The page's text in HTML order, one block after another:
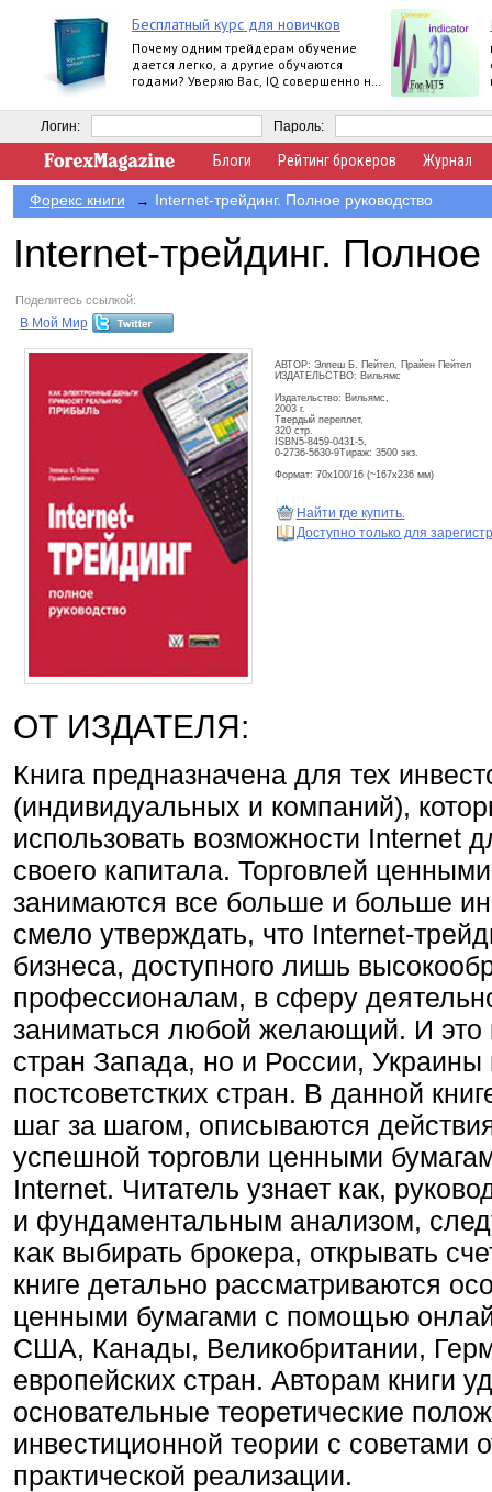
Бесплатный курс для новичков
Почему одним трейдерам обучение
дается легко, а другие обучаются
годами? Уверяю Вас, IQ совершенно не
Логин: Пароль:
Блоги Рейтинг брокеров Журнал
Форекс книги → Internet-трейдинг. Полное руководство
Internet-трейдинг. Полное
Поделитесь ссылкой:
В Мой Мир
АВТОР: Элпеш Б. Пейтел, Прайен Пейтел
ИЗДАТЕЛЬСТВО: Вильямс
Издательство: Вильямс,
2003 г.
Твердый переплет,
320 стр.
ISBN5-8459-0431-5,
0-2736-5630-9Тираж: 3500 экз.
Формат: 70x100/16 (~167x236 мм)
Найти где купить.
Доступно только для
ОТ ИЗДАТЕЛЯ:
Книга предназначена для тех
(индивидуальных и компаний),
использовать возможности Internet
своего капитала. Торговлей
занимаются все больше и больше
смело утверждать, что Internet-
бизнеса, доступного лишь
профессионалам, в сферу
заниматься любой желающий. И это
стран Запада, но и России, Украины
постсоветстких стран. В данной
шаг за шагом, описываются
успешной торговли ценными
Internet. Читатель узнает как,
и фундаментальным анализом,
как выбирать брокера, открывать
книге детально рассматриваются
ценными бумагами с помощью
США, Канады, Великобритании,
европейских стран. Авторам книги
основательные теоретические
инвестиционной теории с советами
практической реализации.